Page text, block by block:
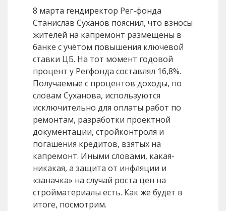
8 марта гендиректор Рег-фонда
Станислав Суханов пояснил, что взносы
жителей на капремонт размещены в
банке с учётом повышения ключевой
ставки ЦБ. На тот момент годовой
процент у Регфонда составлял 16,8%.
Получаемые с процентов доходы, по
словам Суханова, используются
исключительно для оплаты работ по
ремонтам, разработки проектной
документации, стройконтроля и
погашения кредитов, взятых на
капремонт. Иными словами, какая-
никакая, а защита от инфляции и
«заначка» на случай роста цен на
стройматериалы есть. Как же будет в
итоге, посмотрим.